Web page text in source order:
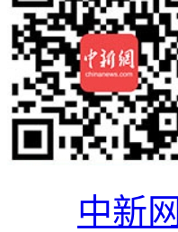
中新网